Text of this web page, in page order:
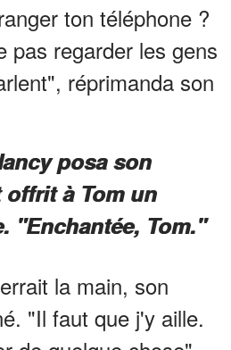
ton téléphone ?
pas regarder les gens
réprimanda son
posa son
à Tom un
"Enchantée, Tom."
la main, son
"Il faut que j'y aille.